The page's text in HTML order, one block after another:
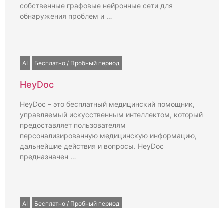
собственные графовые нейронные сети для
обнаружения проблем и …
AI Бесплатно / Пробный период
HeyDoc
HeyDoc – это бесплатный медицинский помощник,
управляемый искусственным интеллектом, который
предоставляет пользователям
персонализированную медицинскую информацию,
дальнейшие действия и вопросы. HeyDoc
предназначен …
AI Бесплатно / Пробный период